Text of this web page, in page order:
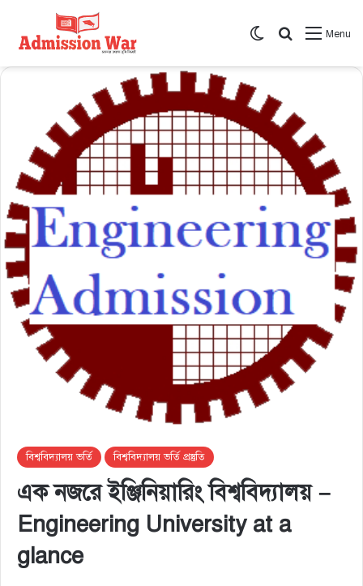
Menu
সার্চ করুন
Switch skin
বিশ্ববিদ্যালয় ভর্তি বিশ্ববিদ্যালয় ভর্তি প্রস্তুতি
এক নজরে ইঞ্জিনিয়ারিং বিশ্ববিদ্যালয় –
Engineering University at a
glance